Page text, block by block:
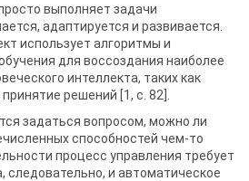
выполняет задачи
адаптируется и развивается.
использует алгоритмы и
для воссоздания наиболее
интеллекта, таких как
решений [1, c. 82].
задаться вопросом, можно ли
способностей чем-то
процесс управления требует
следовательно, и автоматическое